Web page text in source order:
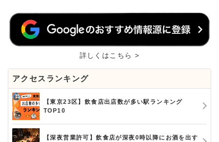
詳しくはこちら >
アクセスランキング
【東京23区】飲食店出店数が多い駅ランキング
TOP10
【深夜営業許可】飲食店が深夜0時以降にお酒を出す